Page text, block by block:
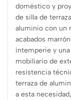
doméstico y
de silla de
aluminio con un
acabados
intemperie y
mobiliario de
resistencia
terraza de
a esta